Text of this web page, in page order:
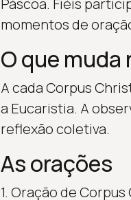
Páscoa. Fiéis
momentos de
O que
A cada Corpus
a Eucaristia. A
reflexão coletiva.
As orações
1. Oração de